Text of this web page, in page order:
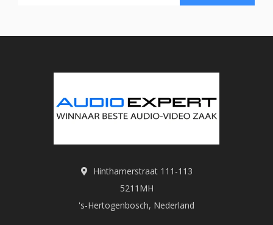
Hinthamerstraat 111-113
5211MH
's-Hertogenbosch, Nederland